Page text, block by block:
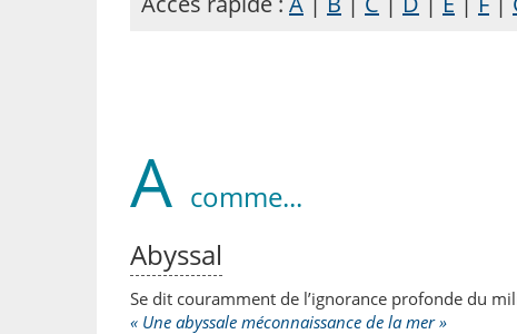
A comme...
Abyssal
Se dit couramment de l’ignorance profonde du
« Une abyssale méconnaissance de la mer »